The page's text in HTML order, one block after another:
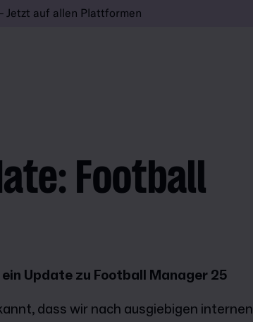
Jetzt auf allen Plattformen
Football
Update zu Football Manager 25
dass wir nach ausgiebigen internen